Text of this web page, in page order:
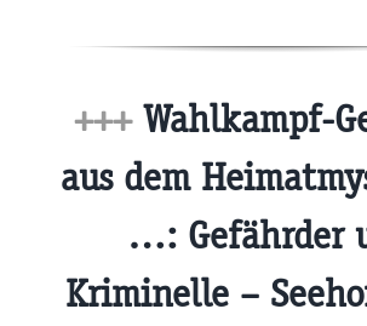
+++Wahlkampf-
aus dem
…: Gefährder
Kriminelle –